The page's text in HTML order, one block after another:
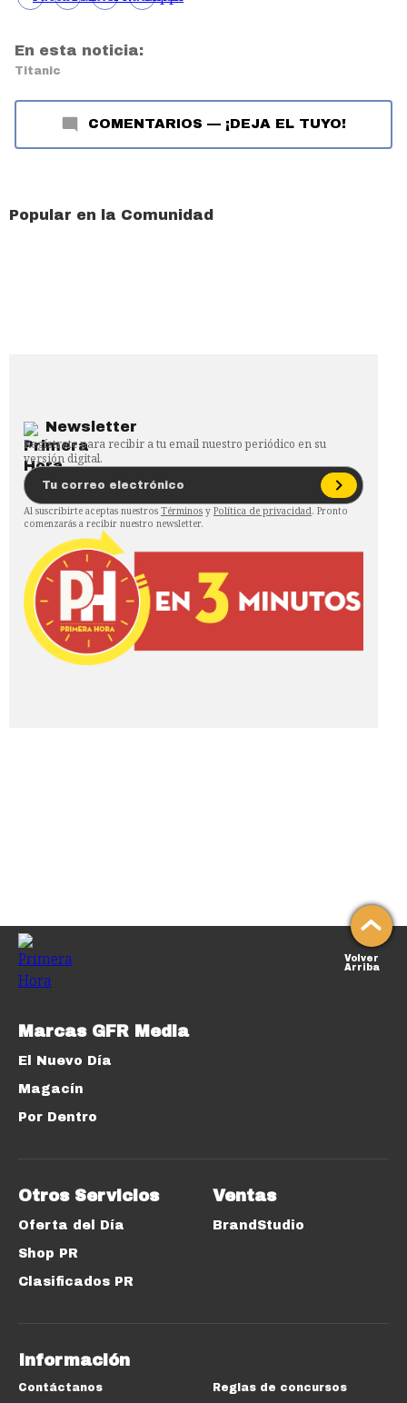
En esta noticia:
Titanic
COMENTARIOS — ¡DEJA EL TUYO!
Popular en la Comunidad
Newsletter
Regístrate para recibir a tu email nuestro periódico en su
versión digital.
Al suscribirte aceptas nuestros Términos y Política de privacidad. Pronto
comenzarás a recibir nuestro newsletter.
Volver
Arriba
Marcas GFR Media
El Nuevo Día
Magacín
Por Dentro
Otros Servicios
Oferta del Día
Shop PR
Clasificados PR
Ventas
BrandStudio
Información
Contáctanos Reglas de concursos